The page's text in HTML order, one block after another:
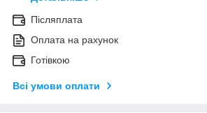
Післяплата
Оплата на рахунок
Готівкою
Всі умови оплати